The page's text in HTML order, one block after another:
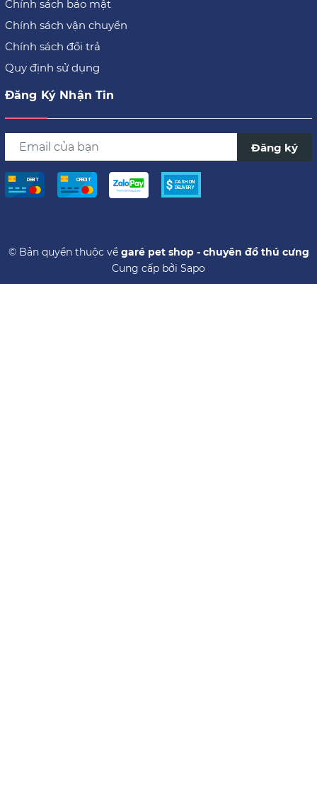
Chính sách bảo mật
Chính sách vận chuyển
Chính sách đổi trả
Quy định sử dụng
Đăng Ký Nhận Tin
Đăng ký
© Bản quyền thuộc về garé pet shop - chuyên đồ thú cưng
Cung cấp bởi Sapo